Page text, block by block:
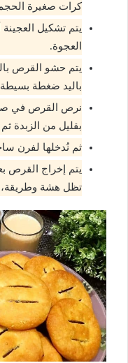
كرات صغيرة
يتم تشكيل
العجوة.
يتم حشو القرص
باليد ضغطة
نرص القرص في
بقليل من الزبدة
ثم نُدخلها لفرن
يتم إخراج القرص
تظل هشة